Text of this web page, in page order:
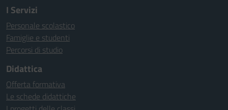
I Servizi
Personale scolastico
Famiglie e studenti
Percorsi di studio
Didattica
Offerta formativa
Le schede didattiche